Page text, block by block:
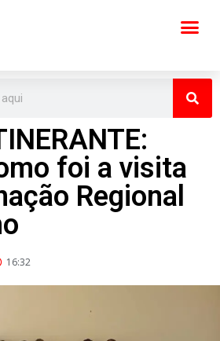
foi a visita
Regional
16:32